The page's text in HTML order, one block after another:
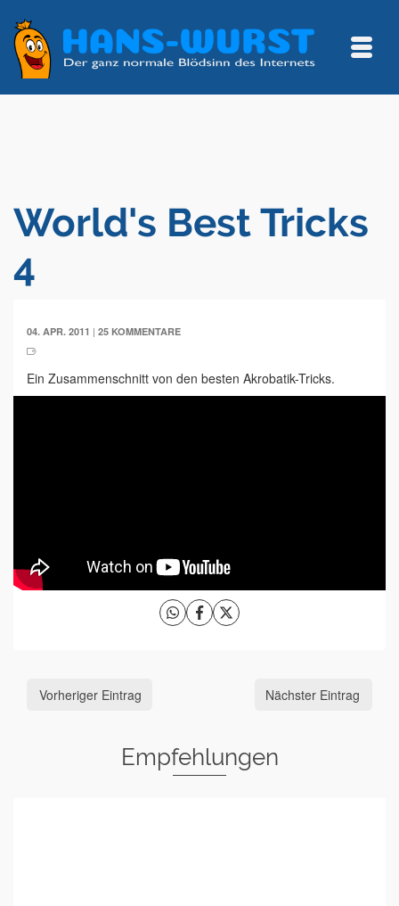
World's Best Tricks
4
04. APR. 2011 | 25 KOMMENTARE
Ein Zusammenschnitt von den besten Akrobatik-Tricks.
Vorheriger Eintrag Nächster Eintrag
Empfehlungen